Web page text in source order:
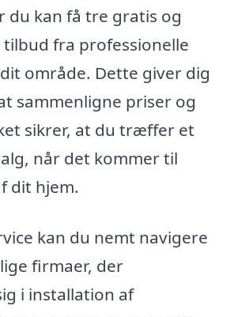
du kan få tre gratis og
fra professionelle
område. Dette giver dig
sammenligne priser og
sikrer, at du træffer et
når det kommer til
dit hjem.
kan du nemt navigere
firmaer, der
i installation af